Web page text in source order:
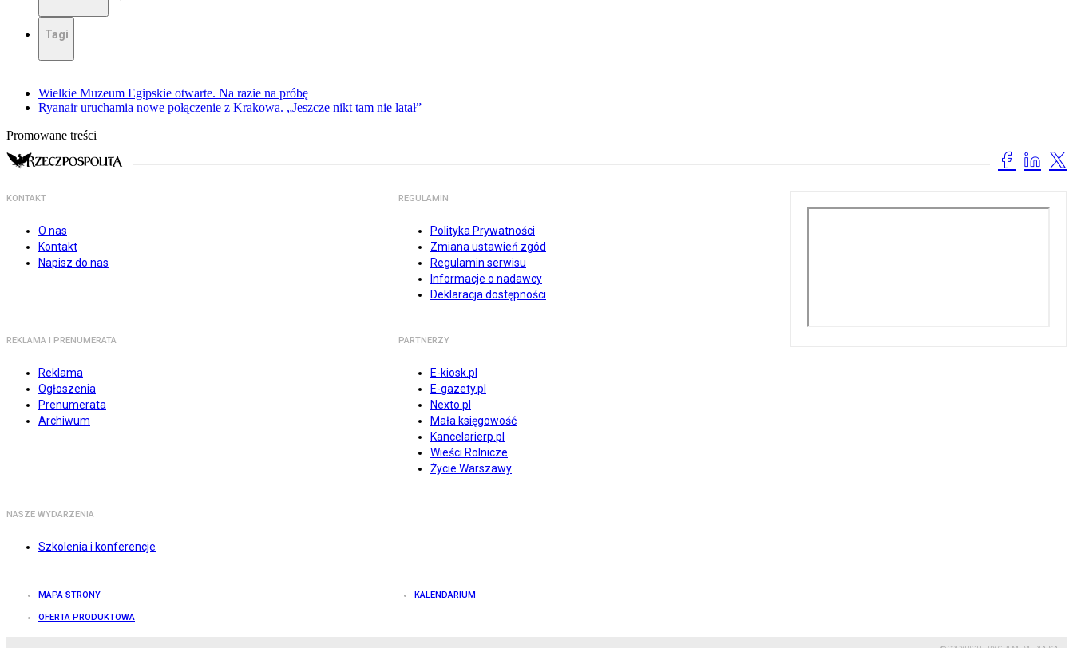
Tagi
Wielkie Muzeum Egipskie otwarte. Na razie na próbę
Ryanair uruchamia nowe połączenie z Krakowa. „Jeszcze nikt tam nie latał”
Promowane treści
KONTAKT
O nas
Kontakt
Napisz do nas
REGULAMIN
Polityka Prywatności
Zmiana ustawień zgód
Regulamin serwisu
Informacje o nadawcy
Deklaracja dostępności
REKLAMA I PRENUMERATA
Reklama
Ogłoszenia
Prenumerata
Archiwum
PARTNERZY
E-kiosk.pl
E-gazety.pl
Nexto.pl
Mała księgowość
Kancelarierp.pl
Wieści Rolnicze
Życie Warszawy
NASZE WYDARZENIA
Szkolenia i konferencje
MAPA STRONY KALENDARIUM
OFERTA PRODUKTOWA